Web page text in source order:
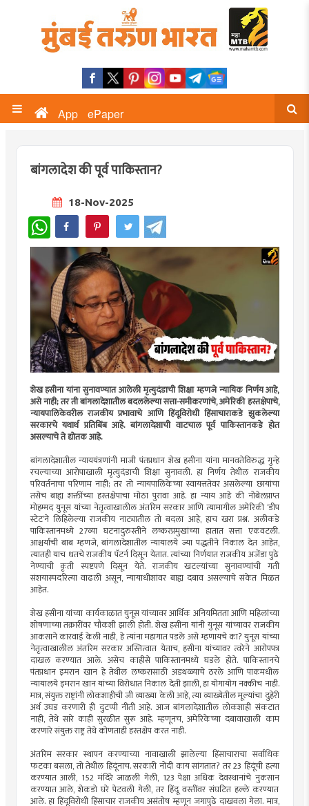
App ePaper
बांगलादेश की पूर्व पाकिस्तान?
18-Nov-2025
WhatsApp
शेख हसीना यांना सुनावण्यात आलेली मृत्युदंडाची शिक्षा म्हणजे न्यायिक निर्णय आहे,
असे नाही; तर ती बांगलादेशातील बदललेल्या सत्ता-समीकरणांचे, अमेरिकी हस्तक्षेपाचे,
न्यायपालिकेवरील राजकीय प्रभावाचे आणि हिंदूविरोधी हिंसाचाराकडे झुकलेल्या
सरकारचे यथार्थ प्रतिबिंब आहे. बांगलादेशाची वाटचाल पूर्व पाकिस्तानकडे होत
असल्याचे ते द्योतक आहे.
बांगलादेशातील न्याययंत्रणांनी माजी पंतप्रधान शेख हसीना यांना मानवतेविरुद्ध गुन्हे
रचल्याच्या आरोपाखाली मृत्युदंडाची शिक्षा सुनावली. हा निर्णय तेथील राजकीय
परिवर्तनाचा परिणाम नाही; तर तो न्यायपालिकेच्या स्वायत्ततेवर असलेल्या छायांचा
तसेच बाह्य शक्तींच्या हस्तक्षेपाचा मोठा पुरावा आहे. हा न्याय आहे की नोबेलप्राप्त
मोहम्मद युनूस यांच्या नेतृत्वाखालील अंतरिम सरकार आणि त्यामागील अमेरिकी ‌‘डीप
स्टेट‌’ने लिहिलेल्या राजकीय नाट्यातील तो बदला आहे, हाच खरा प्रश्न. अलीकडे
पाकिस्तानमध्ये 27व्या घटनादुरुस्तीने लष्करप्रमुखांच्या हातात सत्ता एकवटली.
आश्चर्याची बाब म्हणजे, बांगलादेशातील न्यायालये ज्या पद्धतीने निकाल देत आहेत,
त्यातही याच धतचे राजकीय पॅटर्न दिसून येतात. त्यांच्या निर्णयात राजकीय अजेंडा पुढे
नेण्याची कृती स्पष्टपणे दिसून येते. राजकीय खटल्यांच्या सुनावण्यांची गती
संशयास्पदरित्या वाढली असून, न्यायाधीशांवर बाह्य दबाव असल्याचे संकेत मिळत
आहेत.
शेख हसीना यांच्या कार्यकाळात युनूस यांच्यावर आर्थिक अनियमितता आणि महिलांच्या
शोषणाच्या तक्रारींवर चौकशी झाली होती. शेख हसीना यांनी युनूस यांच्यावर राजकीय
आकसाने कारवाई केली नाही, हे त्यांना महागात पडले असे म्हणायचे का? युनूस यांच्या
नेतृत्वाखालील अंतरिम सरकार अस्तित्वात येताच, हसीना यांच्यावर त्वरेने आरोपपत्र
दाखल करण्यात आले. असेच काहीसे पाकिस्तानमध्ये घडले होते. पाकिस्तानचे
पंतप्रधान इमरान खान हे तेथील लष्करासाठी अडथळ्याचे ठरले आणि पाकमधील
न्यायालये इमरान खान यांच्या विरोधात निकाल देती झाली, हा योगायोग नक्कीच नाही.
मात्र, संयुक्त राष्ट्रांनी लोकशाहीची जी व्याख्या केली आहे, त्या व्याख्येतील मूल्यांचा दुहेरी
अर्थ उघड करणारी ही दुटप्पी नीती आहे. आज बांगलादेशातील लोकशाही संकटात
नाही, तेथे सारे काही सुरळीत सुरू आहे. म्हणूनच, अमेरिकेच्या दबावाखाली काम
करणारे संयुक्त राष्ट्र तेथे कोणताही हस्तक्षेप करत नाही.
अंतरिम सरकार स्थापन करण्याच्या नावाखाली झालेल्या हिंसाचाराचा सर्वाधिक
फटका बसला, तो तेथील हिंदूंनाच. सरकारी नोंदी काय सांगतात? तर 23 हिंदूंची हत्या
करण्यात आली, 152 मंदिरे जाळली गेली, 123 पेक्षा अधिक देवस्थानांचे नुकसान
करण्यात आले, शेकडो घरे पेटवली गेली, तर हिंदू वस्तींवर संघटित हल्ले करण्यात
आले. हा हिंदूविरोधी हिंसाचार राजकीय असंतोष म्हणून जगापुढे दाखवला गेला. मात्र,